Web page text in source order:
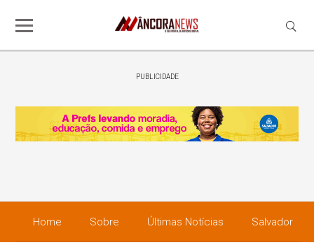
PUBLICIDADE
Home Sobre Últimas Notícias Salvador